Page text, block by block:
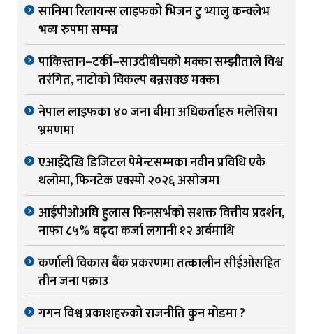
सानिमा रिलायन्स लाइफको भिजन टु भ्यालु कन्क्लेभ
भव्य रुपमा सम्पन्न
पाकिस्तान–टर्की–साउदीबीचको मक्का सम्झौताले विश्व
तरंगित, नाटोको विकल्प बन्नसक्छ मक्का
नेपाल लाइफका ४० जना बीमा अधिकर्ताहरु मलेसिया
भ्रमणमा
एआईदेखि डिजिटल पेमेन्टसम्मका नवीन प्रविधि एकै
थलोमा, फिनटेक एक्स्पो २०२६ असोजमा
आईपीओअघि हुलास फिनसर्भको सशक्त वित्तीय प्रदर्शन,
नाफा ८५% बढ्दा कर्जा लगानी १२ अर्बमाथि
कर्णाली विकास बैंक प्रकरणमा तत्कालीन सीईओसहित
तीन जना पक्राउ
गगन विश्व प्रकाशहरुको राजनीति कुन मोडमा ?